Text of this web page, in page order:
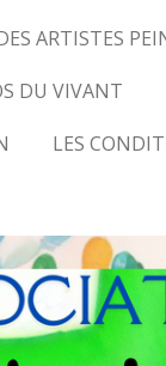
ARTISTES
DU VIVANT
LES